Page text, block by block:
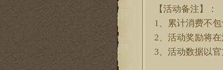
【活动备注】：
1、累计消费不
2、活动奖励将
3、活动数据以